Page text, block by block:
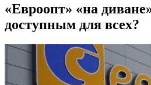
«Евроопт» «на
доступным для всех?